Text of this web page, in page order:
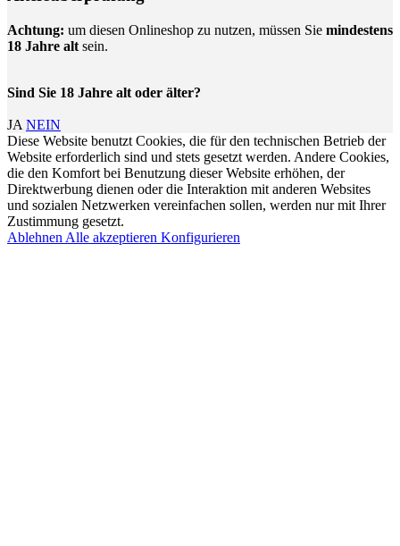
Achtung: um diesen Onlineshop zu nutzen, müssen Sie mindestens
18 Jahre alt sein.
Sind Sie 18 Jahre alt oder älter?
JA NEIN
Diese Website benutzt Cookies, die für den technischen Betrieb der
Website erforderlich sind und stets gesetzt werden. Andere Cookies,
die den Komfort bei Benutzung dieser Website erhöhen, der
Direktwerbung dienen oder die Interaktion mit anderen Websites
und sozialen Netzwerken vereinfachen sollen, werden nur mit Ihrer
Zustimmung gesetzt.
Ablehnen Alle akzeptieren Konfigurieren